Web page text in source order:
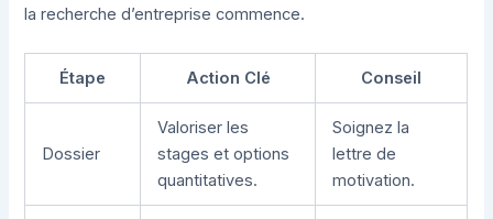
la recherche d’entreprise commence.
Étape Action Clé Conseil
Dossier
Valoriser les
stages et options
quantitatives.
Soignez la
lettre de
motivation.